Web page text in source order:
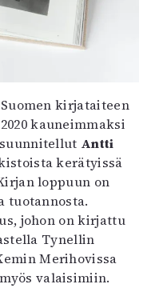
kirjataiteen
kauneimmaksi
Antti
kerätyissä
loppuun on
tuotannosta.
johon on kirjattu
Tynellin
Merihovissa
valaisimiin.